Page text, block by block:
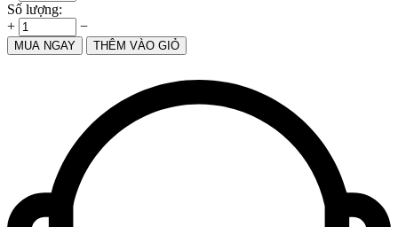
Số lượng:
+
−
MUA NGAY THÊM VÀO GIỎ